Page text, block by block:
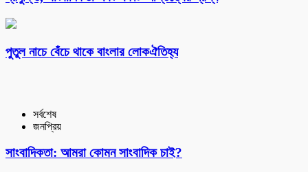
পুতুল নাচে বেঁচে থাকে বাংলার লোকঐতিহ্য
সর্বশেষ
জনপ্রিয়
সাংবাদিকতা: আমরা কোমন সাংবাদিক চাই?